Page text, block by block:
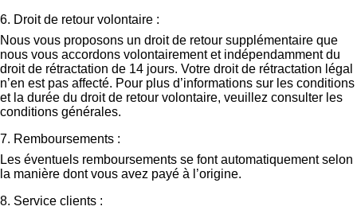
6. Droit de retour volontaire :
Nous vous proposons un droit de retour supplémentaire que
nous vous accordons volontairement et indépendamment du
droit de rétractation de 14 jours. Votre droit de rétractation légal
n’en est pas affecté. Pour plus d’informations sur les conditions
et la durée du droit de retour volontaire, veuillez consulter les
conditions générales.
7. Remboursements :
Les éventuels remboursements se font automatiquement selon
la manière dont vous avez payé à l’origine.
8. Service clients :